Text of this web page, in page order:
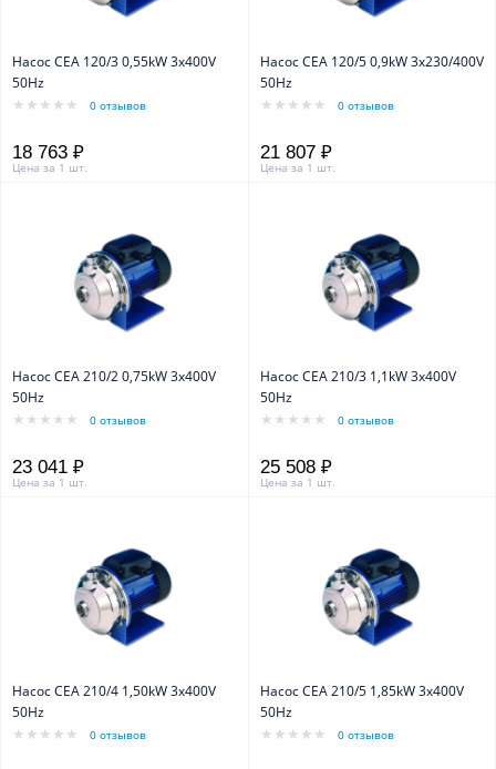
Насос CEA 120/3 0,55kW 3x400V
50Hz
0 отзывов
18 763 ₽
Цена за 1 шт.
Насос CEA 120/5 0,9kW 3x230/400V
50Hz
0 отзывов
21 807 ₽
Цена за 1 шт.
Насос CEA 210/2 0,75kW 3x400V
50Hz
0 отзывов
23 041 ₽
Цена за 1 шт.
Насос CEA 210/3 1,1kW 3x400V
50Hz
0 отзывов
25 508 ₽
Цена за 1 шт.
Насос CEA 210/4 1,50kW 3x400V
50Hz
0 отзывов
Насос CEA 210/5 1,85kW 3x400V
50Hz
0 отзывов